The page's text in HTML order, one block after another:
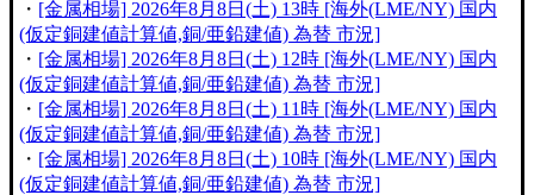
・ [金属相場] 2026年8月8日(土) 13時 [海外(LME/NY) 国内
(仮定銅建値計算値,銅/亜鉛建値) 為替 市況]
・ [金属相場] 2026年8月8日(土) 12時 [海外(LME/NY) 国内
(仮定銅建値計算値,銅/亜鉛建値) 為替 市況]
・ [金属相場] 2026年8月8日(土) 11時 [海外(LME/NY) 国内
(仮定銅建値計算値,銅/亜鉛建値) 為替 市況]
・ [金属相場] 2026年8月8日(土) 10時 [海外(LME/NY) 国内
(仮定銅建値計算値,銅/亜鉛建値) 為替 市況]